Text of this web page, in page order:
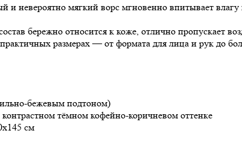
и невероятно мягкий ворс мгновенно впитывает
бережно относится к коже, отлично пропускает
размерах — от формата для лица и рук до
бежевым подтоном)
тёмном кофейно-коричневом оттенке
см